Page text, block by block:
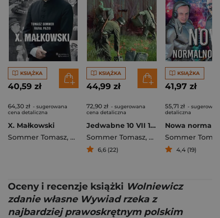
KSIĄŻKA
40,59 zł
64,30 zł - sugerowana
cena detaliczna
X. Małkowski
Sommer Tomasz, Pazio Rafał
KSIĄŻKA
44,99 zł
72,90 zł - sugerowana
cena detaliczna
Jedwabne 10 VII 1941 Rekonstrukcja mordu
Sommer Tomasz, Marek Jan
6,6 (22)
KSIĄŻKA
41,97 zł
55,71 zł -
detaliczna
Sommer
4,4 (19)
Oceny i recenzje książki Wolniewicz
zdanie własne Wywiad rzeka z
najbardziej prawoskrętnym polskim